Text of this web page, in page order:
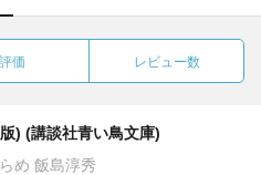
評価 レビュー数
) (講談社青い鳥文庫)
め 飯島淳秀